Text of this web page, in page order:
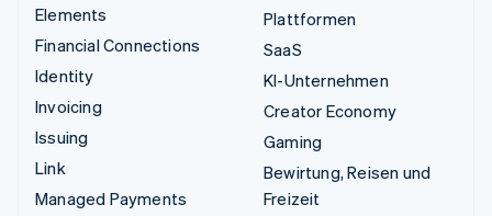
Elements
Financial Connections
Identity
Invoicing
Issuing
Link
Managed Payments
Plattformen
SaaS
KI-Unternehmen
Creator Economy
Gaming
Bewirtung, Reisen und
Freizeit